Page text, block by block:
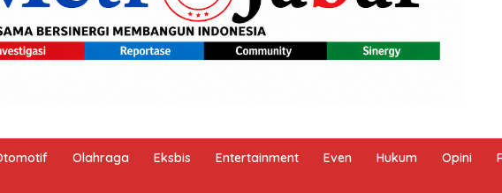
Olahraga Eksbis Entertainment Even Hukum Opini